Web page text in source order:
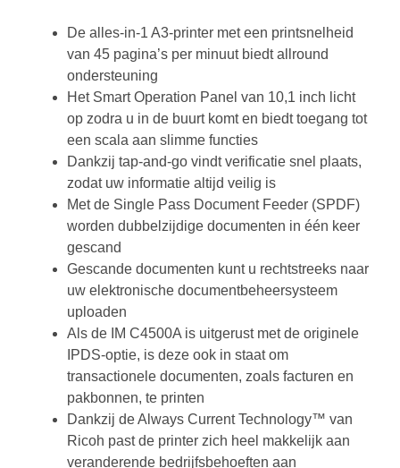
De alles-in-1 A3-printer met een printsnelheid
van 45 pagina’s per minuut biedt allround
ondersteuning
Het Smart Operation Panel van 10,1 inch licht
op zodra u in de buurt komt en biedt toegang tot
een scala aan slimme functies
Dankzij tap-and-go vindt verificatie snel plaats,
zodat uw informatie altijd veilig is
Met de Single Pass Document Feeder (SPDF)
worden dubbelzijdige documenten in één keer
gescand
Gescande documenten kunt u rechtstreeks naar
uw elektronische documentbeheersysteem
uploaden
Als de IM C4500A is uitgerust met de originele
IPDS-optie, is deze ook in staat om
transactionele documenten, zoals facturen en
pakbonnen, te printen
Dankzij de Always Current Technology™ van
Ricoh past de printer zich heel makkelijk aan
veranderende bedrijfsbehoeften aan